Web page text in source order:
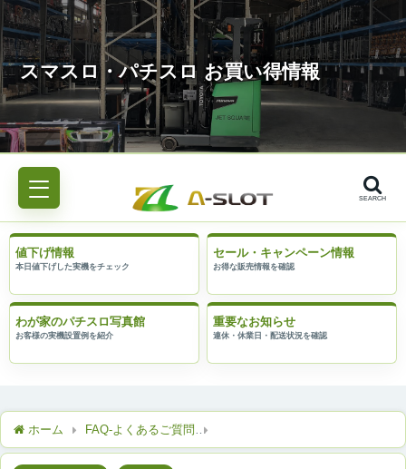
SEARCH
値下げ情報 セール・キャンペーン情報
わが家のパチスロ写真館 重要なお知らせ
ホーム FAQ-よくあるご質問